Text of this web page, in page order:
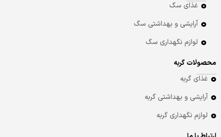
غذای سگ
آرایشی و بهداشتی سگ
لوازم نگهداری سگ
محصولات گربه
غذای گربه
آرایشی و بهداشتی گربه
لوازم نگهداری گربه